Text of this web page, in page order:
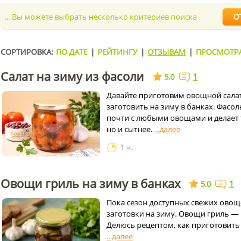
... Вы можете выбрать несколько критериев поиска
СОРТИРОВКА: ПО ДАТЕ | РЕЙТИНГУ | ОТЗЫВАМ |
Салат на зиму из фасоли 5.0 1
Давайте приготовим овощной
заготовить на зиму в банках.
почти с любыми овощами и делает
но и сытнее.
1 ч.
Овощи гриль на зиму в банках 5.0 1
Пока сезон доступных свежих
заготовки на зиму. Овощи гриль —
Делюсь рецептом, как